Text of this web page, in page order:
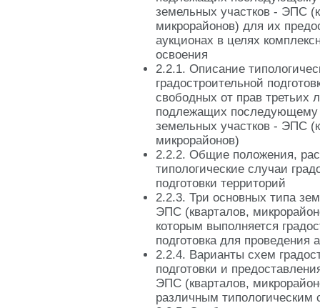
земельных участков - ЭПС
микрорайонов) для их
аукционах в целях
освоения
2.2.1. Описание
градостроительной
свободных от прав третьих
подлежащих последующему
земельных участков - ЭПС
микрорайонов)
2.2.2. Общие положения,
типологические случаи
подготовки территорий
2.2.3. Три основных типа
ЭПС (кварталов,
которым выполняется
подготовка для проведения
2.2.4. Варианты схем
подготовки и
ЭПС (кварталов,
различным типологическим